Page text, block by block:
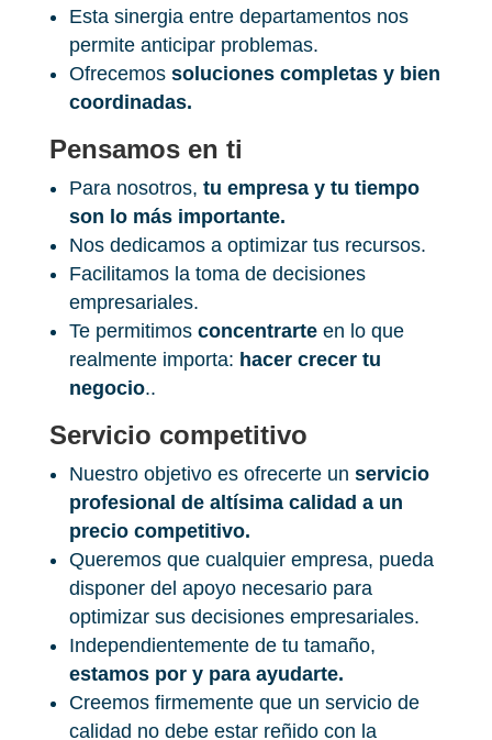
Esta sinergia entre departamentos nos
permite anticipar problemas.
Ofrecemos soluciones completas y bien
coordinadas.
Pensamos en ti
Para nosotros, tu empresa y tu tiempo
son lo más importante.
Nos dedicamos a optimizar tus recursos.
Facilitamos la toma de decisiones
empresariales.
Te permitimos concentrarteen lo que
realmente importa: hacer crecer tu
negocio..
Servicio competitivo
Nuestro objetivo es ofrecerte un servicio
profesional de altísima calidad a un
precio competitivo.
Queremos que cualquier empresa, pueda
disponer del apoyo necesario para
optimizar sus decisiones empresariales.
Independientemente de tu tamaño,
estamos por y para ayudarte.
Creemos firmemente que un servicio de
calidad no debe estar reñido con la